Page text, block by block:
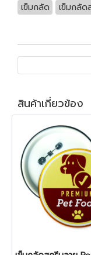
เข็มกลัด เข็มกลัด
สินค้าเกี่ยวข้อง